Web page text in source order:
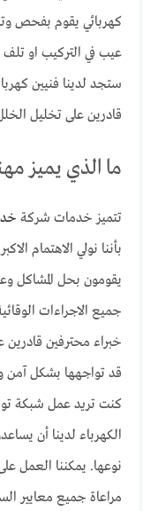
كهربائي يقوم بفحص
عيب في التركيب او تلف
ستجد لدينا فنيين
قادرين على تخليل
ما الذي يميز
تتميز خدمات شركة
بأننا نولي الاهتمام
يقومون بحل المشاكل
جميع الاجراءات
خبراء محترفين قادرين
قد تواجهها بشكل
كنت تريد عمل شبكة
الكهرباء لدينا أن
نوعها. يمكننا العمل
مراعاة جميع معايير